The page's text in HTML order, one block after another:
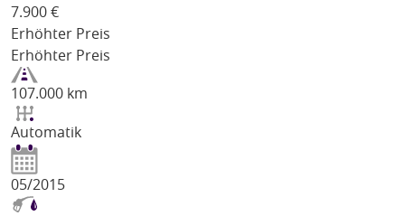
7.900 €
Erhöhter Preis
Erhöhter Preis
107.000 km
Automatik
05/2015